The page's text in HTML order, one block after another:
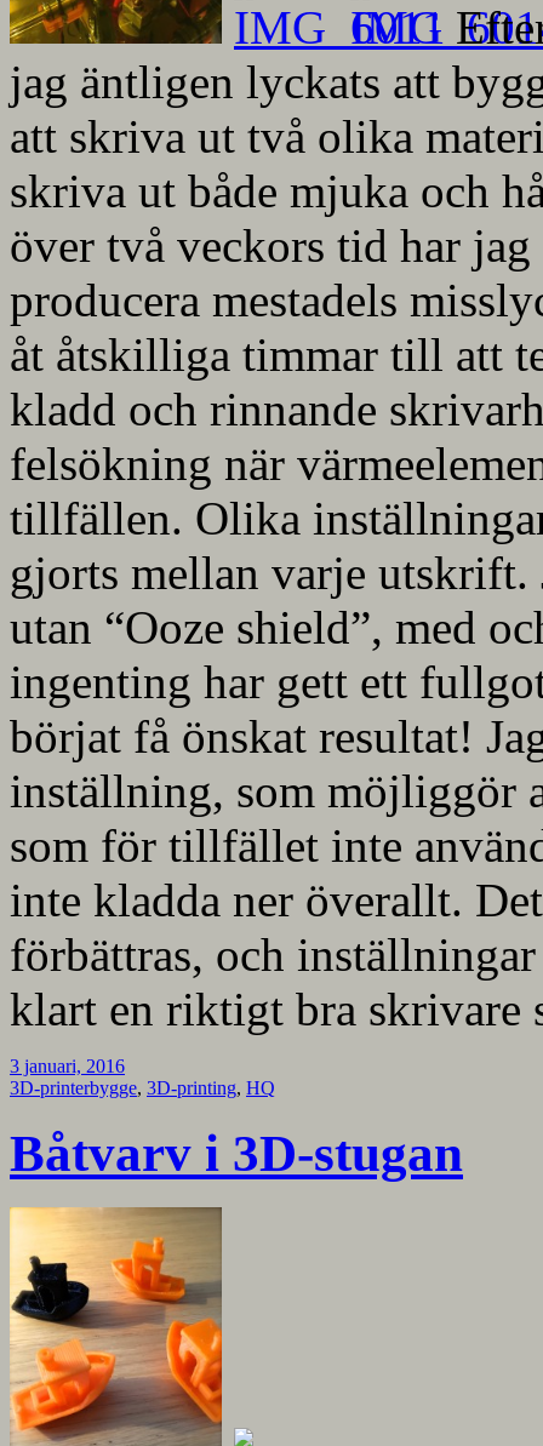
jag äntligen lyckats att
att skriva ut två olika
skriva ut både mjuka och
över två veckors tid har
producera mestadels
åt åtskilliga timmar till att
kladd och rinnande
felsökning när
tillfällen. Olika
gjorts mellan varje utskrift.
utan “Ooze shield”, med
ingenting har gett ett
börjat få önskat resultat!
inställning, som möjliggör
som för tillfället inte
inte kladda ner överallt.
förbättras, och
klart en riktigt bra skrivare
3 januari, 2016
3D-printerbygge, 3D-printing, HQ
Båtvarv i 3D-stugan